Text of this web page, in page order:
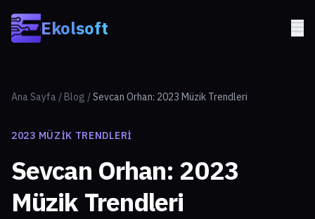
Ekolsoft
Ana Sayfa / Blog /Sevcan Orhan: 2023 Müzik Trendleri
2023 MÜZIK TRENDLERI
Sevcan Orhan: 2023
Müzik Trendleri